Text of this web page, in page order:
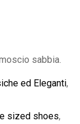
sabbia.
ed Eleganti,
sized shoes,